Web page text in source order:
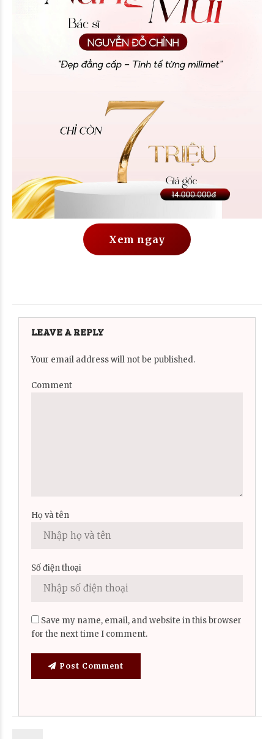
Xem ngay
LEAVE A REPLY
Your email address will not be published.
Comment
Họ và tên
Số điện thoại
Save my name, email, and website in this browser
for the next time I comment.
Post Comment